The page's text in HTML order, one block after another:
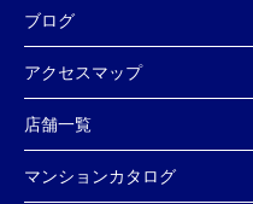
ブログ
アクセスマップ
店舗一覧
マンションカタログ